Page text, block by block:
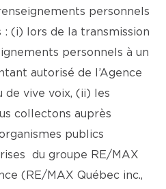
personnels
: (i) lors de la transmission
personnels à un
autorisé de l’Agence
de vive voix, (ii) les
collectons auprès
publics
du groupe RE/MAX
(RE/MAX Québec inc.,